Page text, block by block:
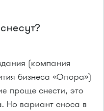
(компания
бизнеса «Опора»)
проще снести, это
Но вариант сноса в